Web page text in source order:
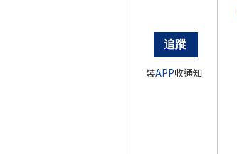
裝APP收通知